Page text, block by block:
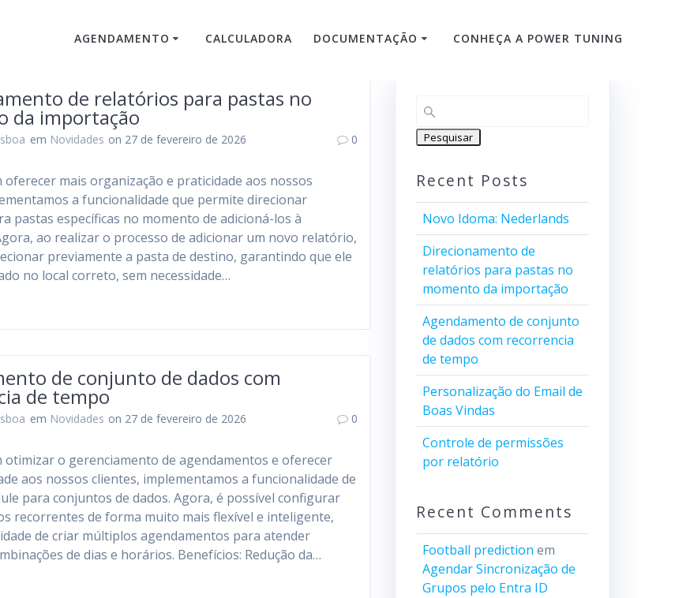
AGENDAMENTO CALCULADORA DOCUMENTAÇÃO CONHEÇA A POWER TUNING
de relatórios para pastas no
da importação
em Novidades on 27 de fevereiro de 2026 0
oferecer mais organização e praticidade aos nossos
a funcionalidade que permite direcionar
pastas específicas no momento de adicioná-los à
ao realizar o processo de adicionar um novo relatório,
previamente a pasta de destino, garantindo que ele
no local correto, sem necessidade…
de conjunto de dados com
de tempo
em Novidades on 27 de fevereiro de 2026 0
otimizar o gerenciamento de agendamentos e oferecer
aos nossos clientes, implementamos a funcionalidade de
para conjuntos de dados. Agora, é possível configurar
recorrentes de forma muito mais flexível e inteligente,
de criar múltiplos agendamentos para atender
de dias e horários. Benefícios: Redução da…
Pesquisar
Recent Posts
Novo Idoma: Nederlands
Direcionamento de
relatórios para pastas no
momento da importação
Agendamento de conjunto
de dados com recorrencia
de tempo
Personalização do Email de
Boas Vindas
Controle de permissões
por relatório
Recent Comments
Football prediction em
Agendar Sincronização de
Grupos pelo Entra ID